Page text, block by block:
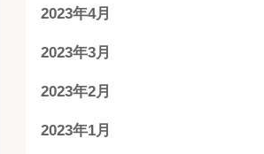
2023年4月
2023年3月
2023年2月
2023年1月